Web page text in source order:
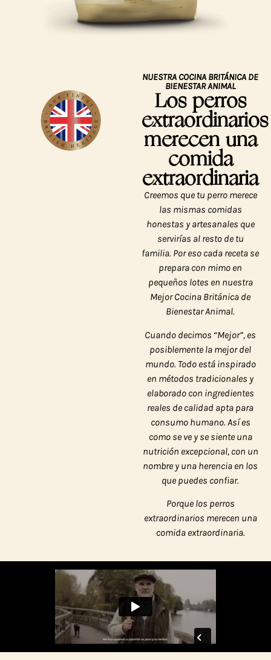
NUESTRA COCINA BRITÁNICA DE
BIENESTAR ANIMAL
Los perros
extraordinarios
merecen una
comida
extraordinaria
Creemos que tu perro merece
las mismas comidas
honestas y artesanales que
servirías al resto de tu
familia. Por eso cada receta se
prepara con mimo en
pequeños lotes en nuestra
Mejor Cocina Británica de
Bienestar Animal.
Cuando decimos “Mejor”, es
posiblemente la mejor del
mundo. Todo está inspirado
en métodos tradicionales y
elaborado con ingredientes
reales de calidad apta para
consumo humano. Así es
como se ve y se siente una
nutrición excepcional, con un
nombre y una herencia en los
que puedes confiar.
Porque los perros
extraordinarios merecen una
comida extraordinaria.